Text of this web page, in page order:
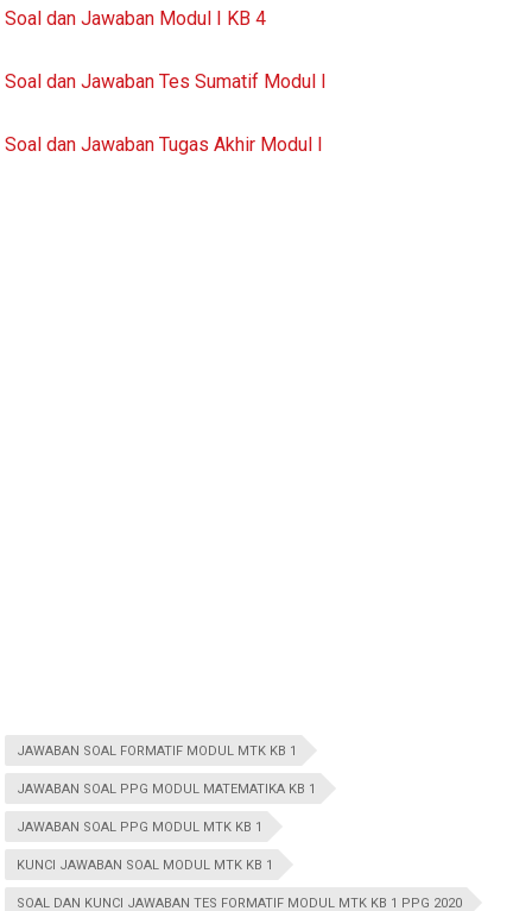
Soal dan Jawaban Modul I KB 4
Soal dan Jawaban Tes Sumatif Modul I
Soal dan Jawaban Tugas Akhir Modul I
JAWABAN SOAL FORMATIF MODUL MTK KB 1
JAWABAN SOAL PPG MODUL MATEMATIKA KB 1
JAWABAN SOAL PPG MODUL MTK KB 1
KUNCI JAWABAN SOAL MODUL MTK KB 1
SOAL DAN KUNCI JAWABAN TES FORMATIF MODUL MTK KB 1 PPG 2020